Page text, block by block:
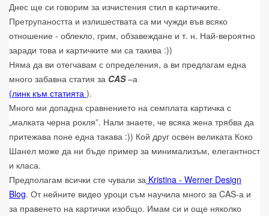
Днес ще си говорим за изчистения стил в картичките.
Претрупаността и излишествата са ми чужди във всяко
отношение - облекло, грим, обзавеждане и т. н. Най-вероятно
заради това и картичките ми са такива :))
Няма да ви отегчавам с определения, а ви предлагам една
много забавна статия за CAS–а
(линк към статията ).
Много ми допадна сравнението на семплата картичка с
„малката черна рокля”. Нали знаете, че всяка жена трябва да
притежава поне една такава :)) Кой друг освен великата Коко
Шанел може да ни бъде пример за минимализъм, елегантност
и класа.
Предполагам всички сте чували за Kristina - Werner Design
Blog. От нейните видео уроци съм научила много за CAS-а и
за правенето на картички изобщо. Имам си и още няколко